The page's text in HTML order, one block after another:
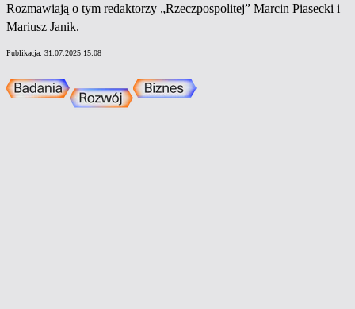
Rozmawiają o tym redaktorzy „Rzeczpospolitej” Marcin Piasecki i
Mariusz Janik.
Publikacja: 31.07.2025 15:08